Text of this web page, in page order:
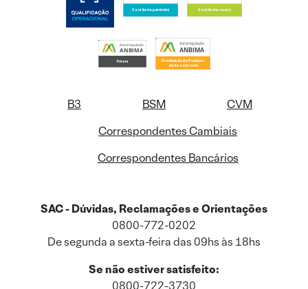
B3 BSM
CVM
Correspondentes Cambiais
Correspondentes Bancários
SAC - Dúvidas, Reclamações e Orientações
0800-772-0202
De segunda a sexta-feira das 09hs às 18hs
Se não estiver satisfeito:
0800-722-3730